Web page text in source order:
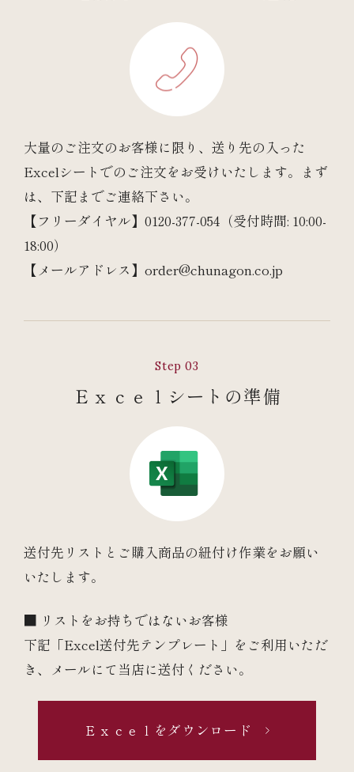
大量のご注文のお客様に限り、送り先の入った
Excelシートでのご注文をお受けいたします。まず
は、下記までご連絡下さい。
【フリーダイヤル】0120-377-054（受付時間: 10:00-
18:00）
【メールアドレス】order@chunagon.co.jp
Step 03
Ｅｘｃｅｌシートの準備
送付先リストとご購入商品の紐付け作業をお願い
いたします。
■ リストをお持ちではないお客様
下記「Excel送付先テンプレート」をご利用いただ
き、メールにて当店に送付ください。
Ｅｘｃｅｌをダウンロード